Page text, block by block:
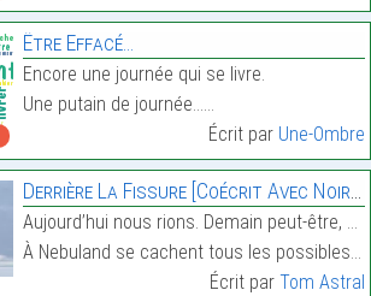
Être Effacé…
Encore une journée qui se livre.
Une putain de journée……
Écrit par Une-Ombre
Derrière La Fissure [Coécrit Avec Noir Arôme]
Aujourd’hui nous rions. Demain peut-être, hier aus
À Nebuland se cachent tous les possibles. Dans les…
Écrit par Tom Astral